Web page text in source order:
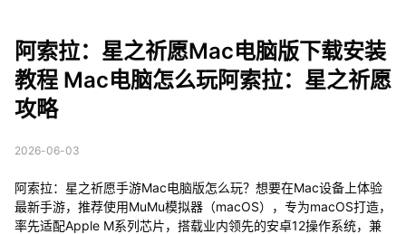
星之祈愿攻略
阿索拉：星之祈愿Mac电脑版下载安装
教程 Mac电脑怎么玩阿索拉：星之祈愿
攻略
2026-06-03
阿索拉：星之祈愿手游Mac电脑版怎么玩？想要在Mac设备上体验
最新手游，推荐使用MuMu模拟器（macOS），专为macOS打造，
率先适配Apple M系列芯片，搭载业内领先的安卓12操作系统，兼